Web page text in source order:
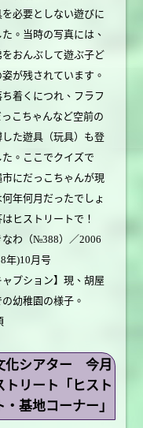
を必要としない遊びに
。当時の写真には、
おんぶして遊ぶ子ど
が残されています。
着くにつれ、フラフ
こちゃんなど空前の
した遊具（玩具）も登
。ここでクイズで
市にだっこちゃんが現
年何月だったでしょ
ヒストリートで！
なわ（№388）／2006
年)10月号
ャプション】現、胡屋
幼稚園の様子。
化シアター 今月
トリート「ヒスト
・基地コーナー」